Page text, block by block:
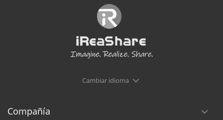
Cambiar idioma
Compañía